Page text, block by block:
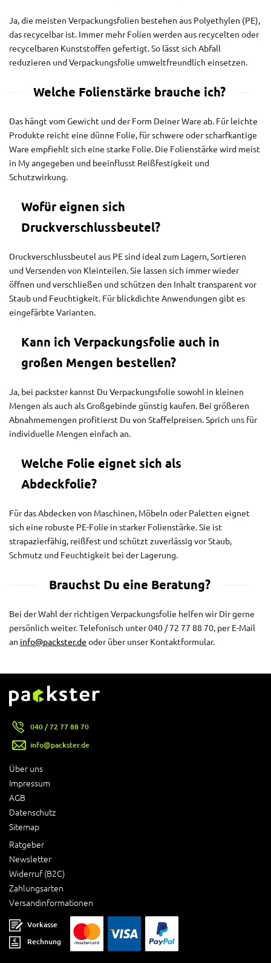
Ja, die meisten Verpackungsfolien bestehen aus Polyethylen (PE),
das recycelbar ist. Immer mehr Folien werden aus recycelten oder
recycelbaren Kunststoffen gefertigt. So lässt sich Abfall
reduzieren und Verpackungsfolie umweltfreundlich einsetzen.
Welche Folienstärke brauche ich?
Das hängt vom Gewicht und der Form Deiner Ware ab. Für leichte
Produkte reicht eine dünne Folie, für schwere oder scharfkantige
Ware empfiehlt sich eine starke Folie. Die Folienstärke wird meist
in My angegeben und beeinflusst Reißfestigkeit und
Schutzwirkung.
Wofür eignen sich
Druckverschlussbeutel?
Druckverschlussbeutel aus PE sind ideal zum Lagern, Sortieren
und Versenden von Kleinteilen. Sie lassen sich immer wieder
öffnen und verschließen und schützen den Inhalt transparent vor
Staub und Feuchtigkeit. Für blickdichte Anwendungen gibt es
eingefärbte Varianten.
Kann ich Verpackungsfolie auch in
großen Mengen bestellen?
Ja, bei packster kannst Du Verpackungsfolie sowohl in kleinen
Mengen als auch als Großgebinde günstig kaufen. Bei größeren
Abnahmemengen profitierst Du von Staffelpreisen. Sprich uns für
individuelle Mengen einfach an.
Welche Folie eignet sich als
Abdeckfolie?
Für das Abdecken von Maschinen, Möbeln oder Paletten eignet
sich eine robuste PE-Folie in starker Folienstärke. Sie ist
strapazierfähig, reißfest und schützt zuverlässig vor Staub,
Schmutz und Feuchtigkeit bei der Lagerung.
Brauchst Du eine Beratung?
Bei der Wahl der richtigen Verpackungsfolie helfen wir Dir gerne
persönlich weiter. Telefonisch unter 040 / 72 77 88 70, per E-Mail
an info@packster.de oder über unser Kontaktformular.
Über uns
Impressum
AGB
Datenschutz
Sitemap
Ratgeber
Newsletter
Widerruf (B2C)
Zahlungsarten
Versandinformationen
040 / 72 77 88 70
info@packster.de
Vorkasse
Rechnung